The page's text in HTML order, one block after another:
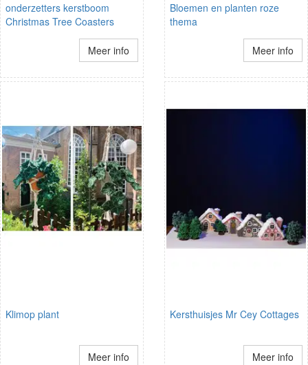
onderzetters kerstboom
Christmas Tree Coasters
Meer info
Bloemen en planten roze
thema
Meer info
Klimop plant
Meer info
Kersthuisjes Mr Cey Cottages
Meer info